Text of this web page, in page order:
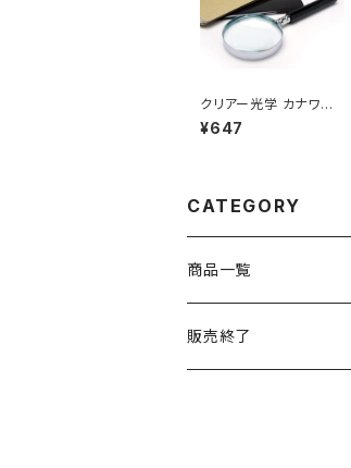
クリアー光学 カナワク
エボルーペ R-65 / JA
N :4562170553480
¥647
CATEGORY
商品一覧
販売終了